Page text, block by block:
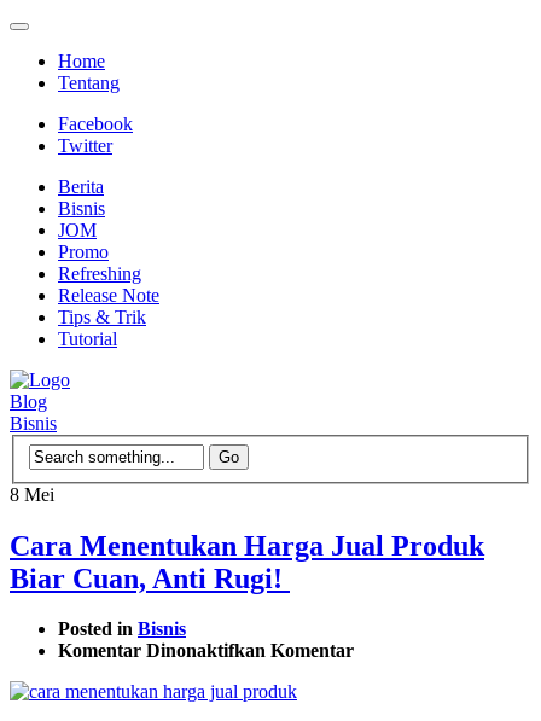
Home
Tentang
Facebook
Twitter
Berita
Bisnis
JOM
Promo
Refreshing
Release Note
Tips & Trik
Tutorial
Blog
Bisnis
8 Mei
Cara Menentukan Harga Jual Produk
Biar Cuan, Anti Rugi!
Posted in Bisnis
Komentar Dinonaktifkan pada
Menentukan
Komentar